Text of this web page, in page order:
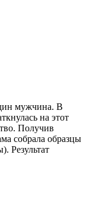
мужчина. В
на этот
Получив
собрала образцы
Результат